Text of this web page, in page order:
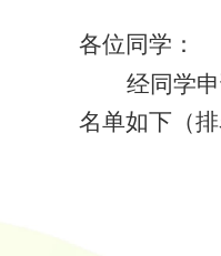
各位同学：
经同学
名单如下（